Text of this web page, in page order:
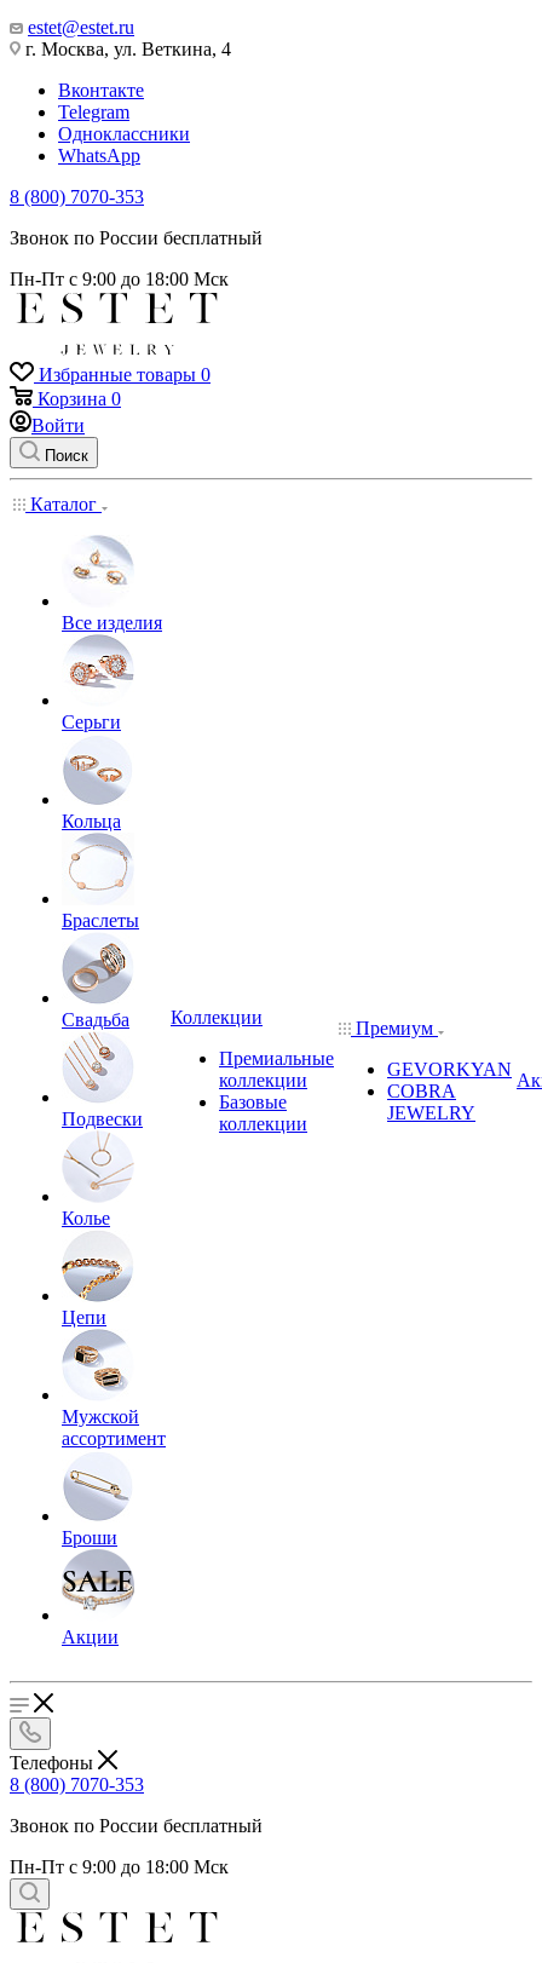
estet@estet.ru
г. Москва, ул. Веткина, 4
Вконтакте
Telegram
Одноклассники
WhatsApp
8 (800) 7070-353
Звонок по России бесплатный
Пн-Пт с 9:00 до 18:00 Мск
Избранные товары 0
Корзина 0
Войти
Поиск
Каталог
Все изделия
Серьги
Кольца
Браслеты
Свадьба
Подвески
Колье
Цепи
Мужской
ассортимент
Броши
Акции
Коллекции
Премиальные
коллекции
Базовые
коллекции
Премиум
GEVORKYAN
COBRA
JEWELRY
Телефоны
8 (800) 7070-353
Звонок по России бесплатный
Пн-Пт с 9:00 до 18:00 Мск